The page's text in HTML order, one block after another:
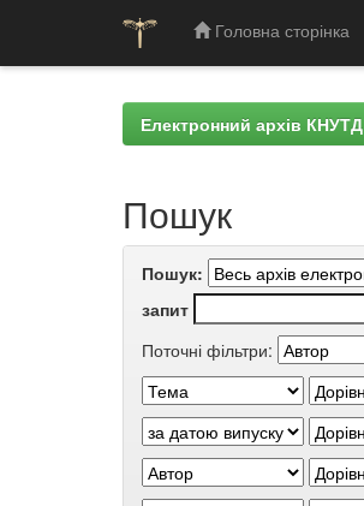
Головна сторінка
Електронний архів КНУТД
Пошук
Пошук:
запит
Поточні фільтри: